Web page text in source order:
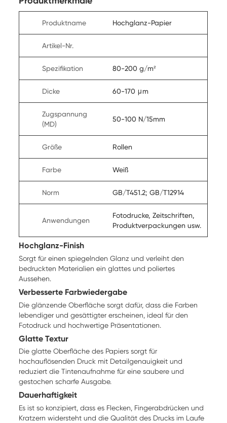
Produktname Hochglanz-Papier
Artikel-Nr.
Spezifikation 80-200 g/m²
Dicke 60-170 μm
Zugspannung
(MD)
50-100 N/15mm
Größe Rollen
Farbe Weiß
Norm GB/T451.2; GB/T12914
Anwendungen
Fotodrucke, Zeitschriften,
Produktverpackungen usw.
Hochglanz-Finish
Sorgt für einen spiegelnden Glanz und verleiht den
bedruckten Materialien ein glattes und poliertes
Aussehen.
Verbesserte Farbwiedergabe
Die glänzende Oberfläche sorgt dafür, dass die Farben
lebendiger und gesättigter erscheinen, ideal für den
Fotodruck und hochwertige Präsentationen.
Glatte Textur
Die glatte Oberfläche des Papiers sorgt für
hochauflösenden Druck mit Detailgenauigkeit und
reduziert die Tintenaufnahme für eine saubere und
gestochen scharfe Ausgabe.
Dauerhaftigkeit
Es ist so konzipiert, dass es Flecken, Fingerabdrücken und
Kratzern widersteht und die Qualität des Drucks im Laufe